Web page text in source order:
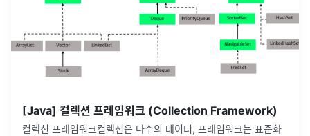
[Java] 컬렉션 프레임워크 (Collection Framework)
컬렉션 프레임워크컬렉션은 다수의 데이터, 프레임워크는 표준화